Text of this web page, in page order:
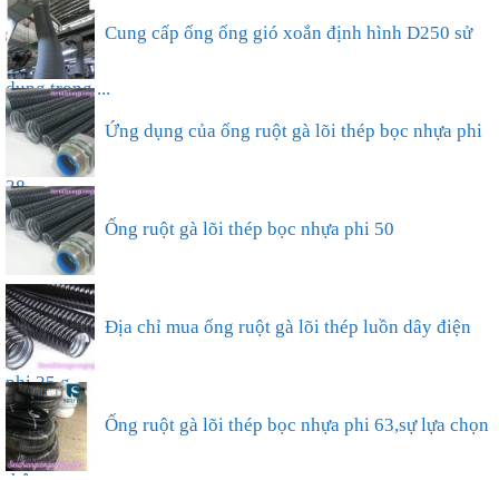
nhà xưở...
dụng trong ...
38...
phi 25 g...